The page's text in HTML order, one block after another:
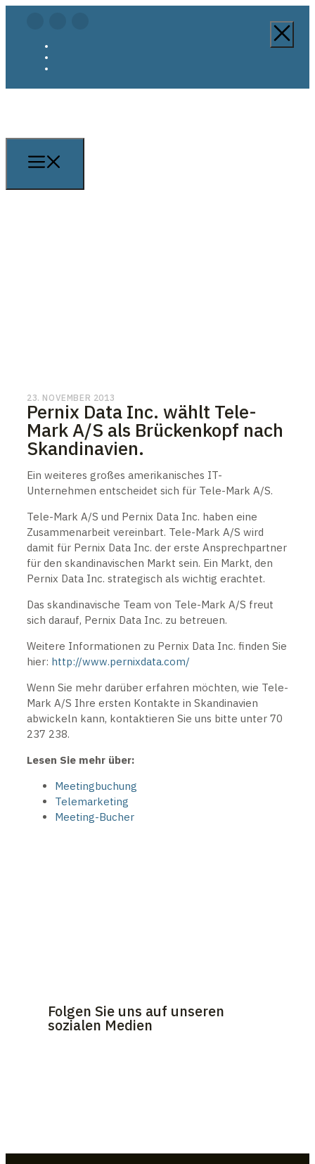
23. NOVEMBER 2013
Pernix Data Inc. wählt Tele-
Mark A/S als Brückenkopf nach
Skandinavien.
Ein weiteres großes amerikanisches IT-
Unternehmen entscheidet sich für Tele-Mark A/S.
Tele-Mark A/S und Pernix Data Inc. haben eine
Zusammenarbeit vereinbart. Tele-Mark A/S wird
damit für Pernix Data Inc. der erste Ansprechpartner
für den skandinavischen Markt sein. Ein Markt, den
Pernix Data Inc. strategisch als wichtig erachtet.
Das skandinavische Team von Tele-Mark A/S freut
sich darauf, Pernix Data Inc. zu betreuen.
Weitere Informationen zu Pernix Data Inc. finden Sie
hier: http://www.pernixdata.com/
Wenn Sie mehr darüber erfahren möchten, wie Tele-
Mark A/S Ihre ersten Kontakte in Skandinavien
abwickeln kann, kontaktieren Sie uns bitte unter 70
237 238.
Lesen Sie mehr über:
Meetingbuchung
Telemarketing
Meeting-Bucher
Folgen Sie uns auf unseren
sozialen Medien